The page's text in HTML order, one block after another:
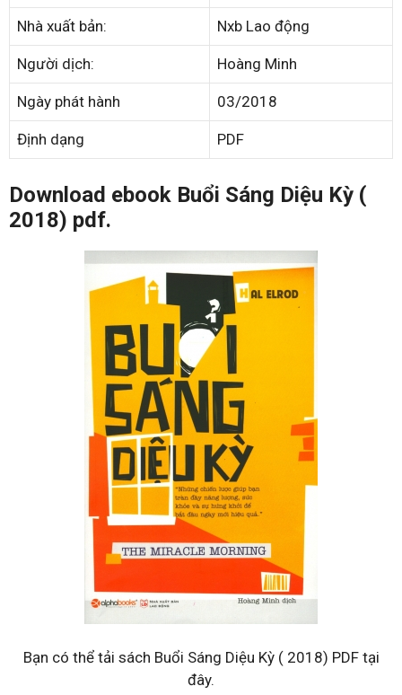
Nhà xuất bản: Nxb Lao động
Người dịch: Hoàng Minh
Ngày phát hành 03/2018
Định dạng PDF
Download ebook Buổi Sáng Diệu Kỳ (
2018) pdf.
Bạn có thể tải sách Buổi Sáng Diệu Kỳ ( 2018) PDF tại
đây.